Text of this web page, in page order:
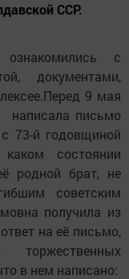
ССР.
с
документами,
9 мая
написала письмо
73-й годовщиной
состоянии
родной брат, не
советским
получила из
на её письмо,
в нем написано: